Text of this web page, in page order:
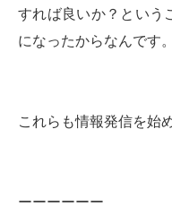
すれば良いか？という
になったからなんです。
これらも情報発信を始
ーーーーーー